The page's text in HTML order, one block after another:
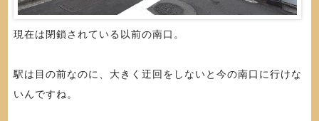
現在は閉鎖されている以前の南口。
駅は目の前なのに、大きく迂回をしないと今の南口に行けな
いんですね。